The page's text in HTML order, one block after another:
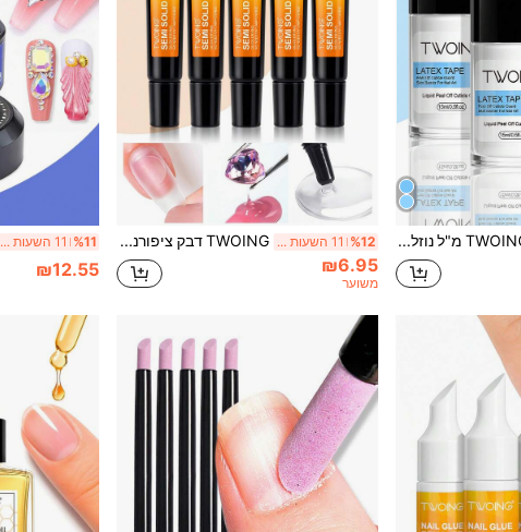
TWOING 15 מ"ל נוזל לקילוף ציפורניים דבק נגד הצפה לקצה סרט לטקס, מגן לציפורניים לקלף לציפורניים ללק אצבעות, אבזר לק למניקור %12 11 השעות האחרונות TWOING דבק ציפורניים מהיר ייבוש, דבק חזק חצי-מוצק לציפורניים נצמדות, ציפורני אקריל ואבני חן, ייבוש מהיר ללא מנורת UV, עמיד ועמיד לאורך זמן
₪6.95
משוער
%11 11 השעות האחרונות
₪12.55